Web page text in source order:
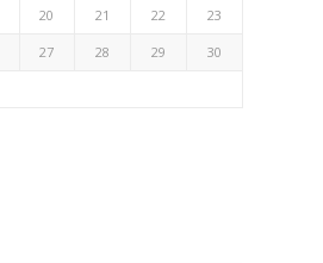
20 21 22 23
27 28 29 30